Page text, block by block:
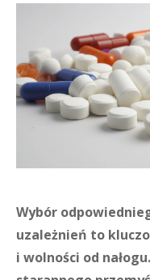
Wybór
uzależnień to
i wolności od